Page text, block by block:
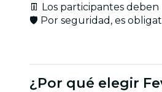
👖 Los participantes
🛡️ Por seguridad, es
¿Por qué elegir